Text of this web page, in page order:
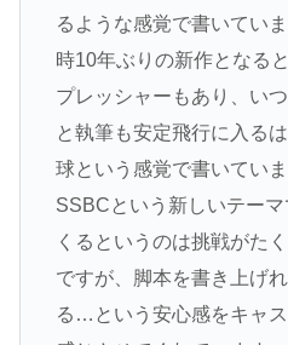
るような感覚で書いてい
時10年ぶりの新作となる
プレッシャーもあり、い
と執筆も安定飛行に入る
球という感覚で書いていま
SSBCという新しいテー
くるというのは挑戦がた
ですが、脚本を書き上げ
る…という安心感をキャ